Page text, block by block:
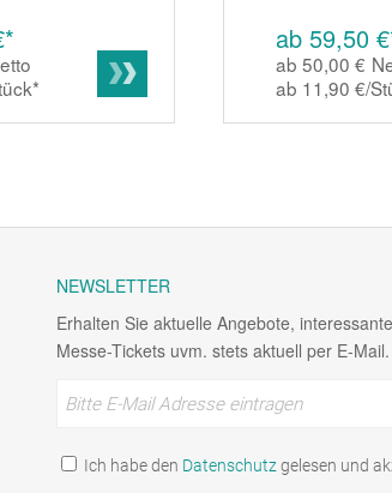
*
ab 59,50
ab 50,00 €
ab 11,90 €/
NEWSLETTER
Erhalten Sie aktuelle Angebote,
Messe-Tickets uvm. stets aktuell per E-Mail.
Ich habe den Datenschutzgelesen und